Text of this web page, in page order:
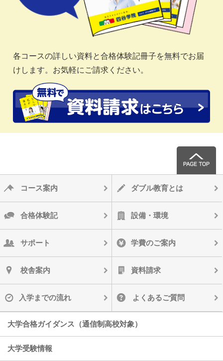
各コースの詳しい資料と合格体験記冊子を無料でお届
けします。お気軽にご請求ください。
コース案内 ダブル教育とは
合格体験記 設備・環境
サポート 学費のご案内
校舎案内 資料請求
入学までの流れ よくあるご質問
大学合格ガイダンス（通信制高校対象）
大学受験情報